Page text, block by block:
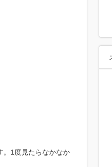
。1度見たらなかなか